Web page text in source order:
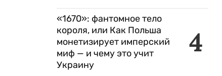
4
«1670»: фантомное тело
короля, или Как Польша
монетизирует имперский
миф — и чему это учит
Украину